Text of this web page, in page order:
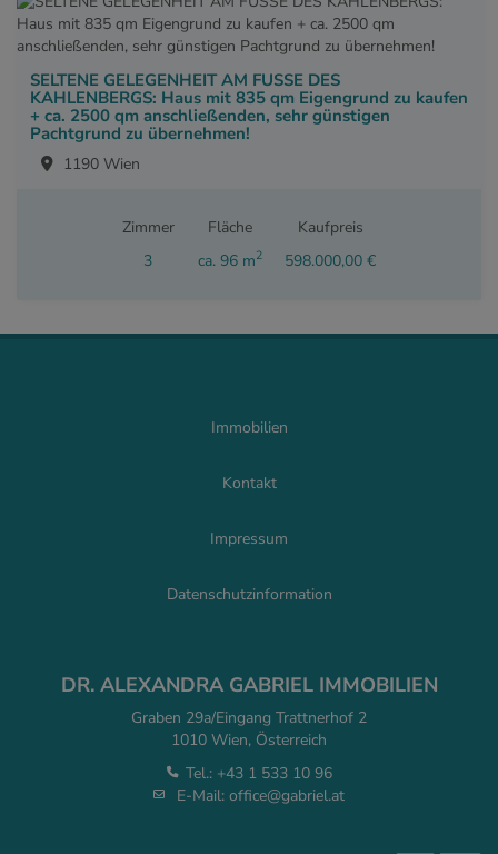
SELTENE GELEGENHEIT AM FUSSE DES
KAHLENBERGS: Haus mit 835 qm Eigengrund zu kaufen
+ ca. 2500 qm anschließenden, sehr günstigen
Pachtgrund zu übernehmen!
1190 Wien
Zimmer
3
Fläche
ca. 96 m2
Kaufpreis
598.000,00 €
Immobilien
Kontakt
Impressum
Datenschutzinformation
DR. ALEXANDRA GABRIEL IMMOBILIEN
Graben 29a/Eingang Trattnerhof 2
1010 Wien, Österreich
Tel.: +43 1 533 10 96
E-Mail: office@gabriel.at